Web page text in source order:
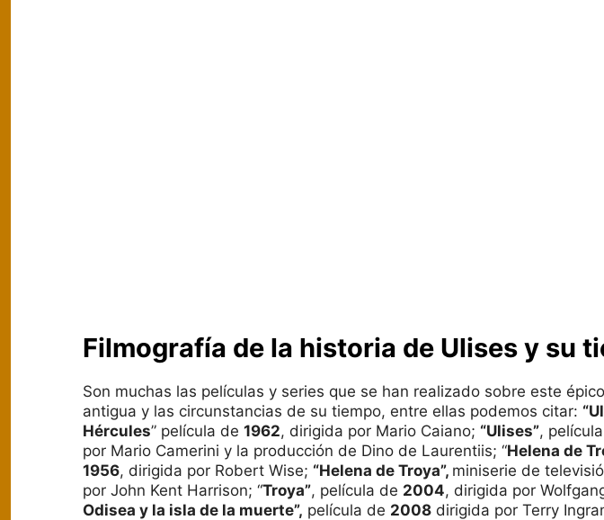
Filmografía de la historia de Ulises y su
Son muchas las películas y series que se han realizado sobre este
antigua y las circunstancias de su tiempo, entre ellas podemos citar:
Hércules” película de 1962, dirigida por Mario Caiano; “Ulises”,
por Mario Camerini y la producción de Dino de Laurentiis; “Helena de
1956, dirigida por Robert Wise; “Helena de Troya”, miniserie de
por John Kent Harrison; “Troya”, película de 2004, dirigida por
Odisea y la isla de la muerte”, película de 2008 dirigida por Terry